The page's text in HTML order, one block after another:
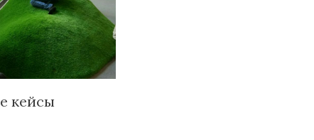
кейсы